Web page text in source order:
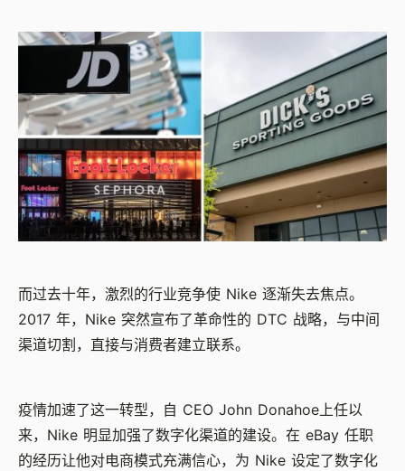
而过去十年，激烈的行业竞争使 Nike 逐渐失去焦点。
2017 年，Nike 突然宣布了革命性的 DTC 战略，与中间
渠道切割，直接与消费者建立联系。
疫情加速了这一转型，自 CEO John Donahoe上任以
来，Nike 明显加强了数字化渠道的建设。在 eBay 任职
的经历让他对电商模式充满信心，为 Nike 设定了数字化